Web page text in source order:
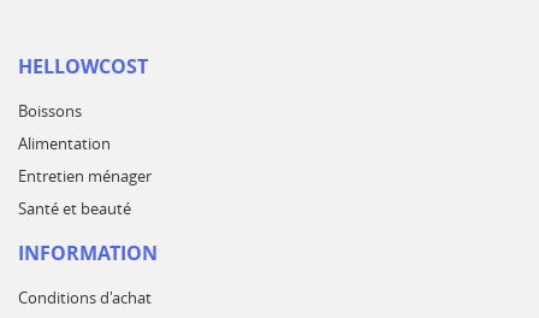
HELLOWCOST
Boissons
Alimentation
Entretien ménager
Santé et beauté
INFORMATION
Conditions d'achat